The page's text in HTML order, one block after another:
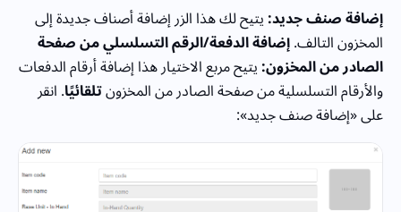
إضافة صنف جديد:يتيح لك هذا الزر إضافة أصناف جديدة إلى
المخزون التالف.إضافة الدفعة/الرقم التسلسلي من صفحة
الصادر من المخزون:يتيح مربع الاختيار هذا إضافة أرقام الدفعات
والأرقام التسلسلية من صفحة الصادر من المخزونتلقائيًا. انقر
على «إضافة صنف جديد»: